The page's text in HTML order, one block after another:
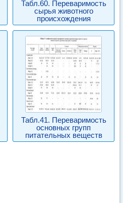
Табл.60. Переваримость
сырья животного
происхождения
Табл.41. Переваримость
основных групп
питательных веществ